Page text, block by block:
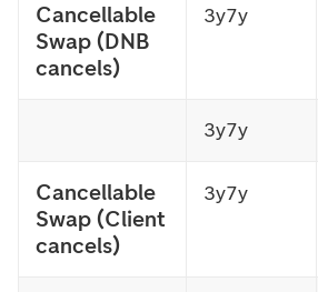
Cancellable
Swap (DNB
cancels)
3y7y
3y7y
Cancellable
Swap (Client
cancels)
3y7y